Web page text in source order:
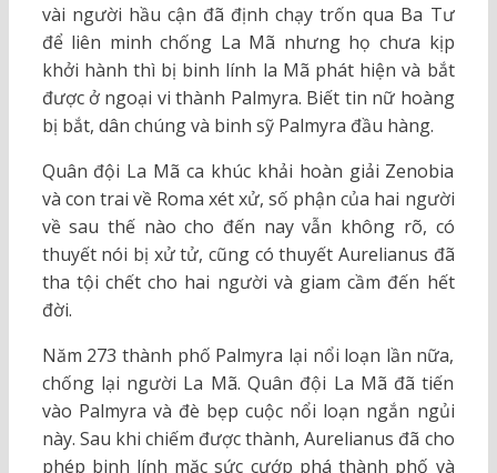
vài người hầu cận đã định chạy trốn qua Ba Tư
để liên minh chống La Mã nhưng họ chưa kịp
khởi hành thì bị binh lính la Mã phát hiện và bắt
được ở ngoại vi thành Palmyra. Biết tin nữ hoàng
bị bắt, dân chúng và binh sỹ Palmyra đầu hàng.
Quân đội La Mã ca khúc khải hoàn giải Zenobia
và con trai về Roma xét xử, số phận của hai người
về sau thế nào cho đến nay vẫn không rõ, có
thuyết nói bị xử tử, cũng có thuyết Aurelianus đã
tha tội chết cho hai người và giam cầm đến hết
đời.
Năm 273 thành phố Palmyra lại nổi loạn lần nữa,
chống lại người La Mã. Quân đội La Mã đã tiến
vào Palmyra và đè bẹp cuộc nổi loạn ngắn ngủi
này. Sau khi chiếm được thành, Aurelianus đã cho
phép binh lính mặc sức cướp phá thành phố và